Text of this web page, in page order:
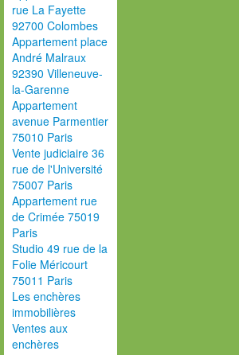
rue La Fayette
92700 Colombes
Appartement place
André Malraux
92390 Villeneuve-
la-Garenne
Appartement
avenue Parmentier
75010 Paris
Vente judiciaire 36
rue de l'Université
75007 Paris
Appartement rue
de Crimée 75019
Paris
Studio 49 rue de la
Folie Méricourt
75011 Paris
Les enchères
immobilières
Ventes aux
enchères